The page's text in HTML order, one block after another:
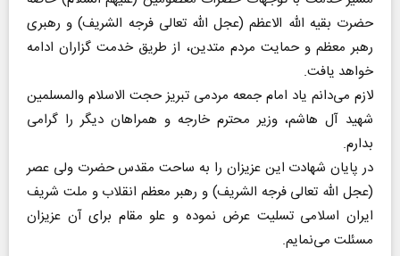
حضرت بقیه الله الاعظم (عجل الله تعالی فرجه الشریف) و رهبری
رهبر معظم و حمایت مردم متدین، از طریق خدمت گزاران ادامه
خواهد یافت.
لازم می‌دانم یاد امام جمعه مردمی تبریز حجت الاسلام والمسلمین
شهید آل هاشم، وزیر محترم خارجه و همراهان دیگر را گرامی
بدارم.
در پایان شهادت این عزیزان را به ساحت مقدس حضرت ولی عصر
(عجل الله تعالی فرجه الشریف) و رهبر معظم انقلاب و ملت شریف
ایران اسلامی تسلیت عرض نموده و علو مقام برای آن عزیزان
مسئلت می‌نمایم.